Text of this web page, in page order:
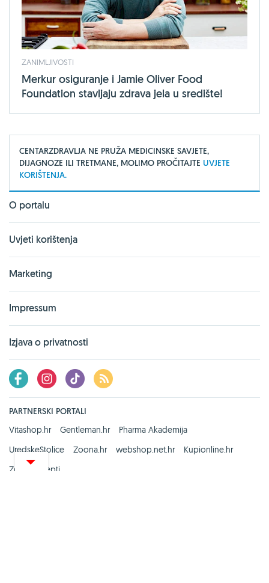
ZANIMLJIVOSTI
Merkur osiguranje i Jamie Oliver Food
Foundation stavljaju zdrava jela u središte!
CENTARZDRAVLJA NE PRUŽA MEDICINSKE SAVJETE,
DIJAGNOZE ILI TRETMANE, MOLIMO PROČITAJTE UVJETE
KORIŠTENJA.
O portalu
Uvjeti korištenja
Marketing
Impressum
Izjava o privatnosti
PARTNERSKI PORTALI
Vitashop.hr
Gentleman.hr
Pharma Akademija
UredskeStolice
Zoona.hr webshop.net.hr
Kupionline.hr
Zdravi recepti